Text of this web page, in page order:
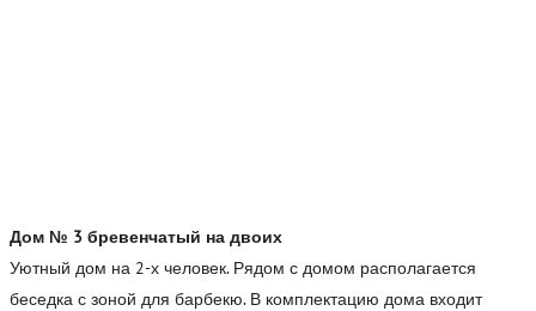
Дом № 3 бревенчатый на двоих
Уютный дом на 2-х человек. Рядом с домом располагается
беседка с зоной для барбекю. В комплектацию дома входит